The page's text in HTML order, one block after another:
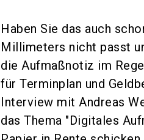
Haben Sie das auch
Millimeters nicht passt
die Aufmaßnotiz im
für Terminplan und
Interview mit Andreas
das Thema "Digitales